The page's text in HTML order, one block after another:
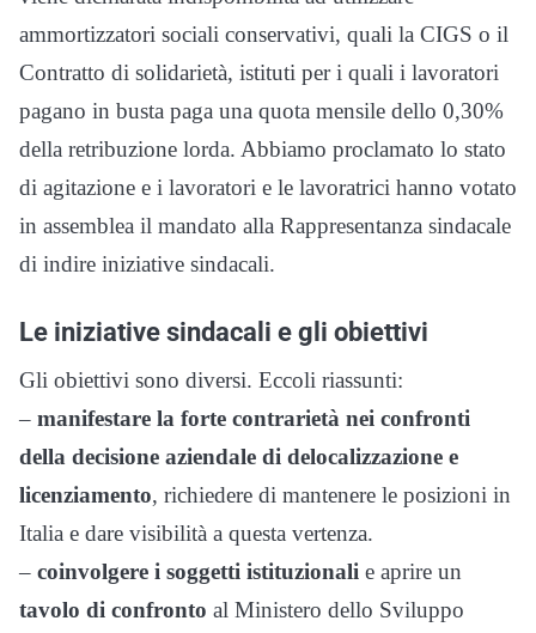
ammortizzatori sociali conservativi, quali la CIGS o il
Contratto di solidarietà, istituti per i quali i lavoratori
pagano in busta paga una quota mensile dello 0,30%
della retribuzione lorda. Abbiamo proclamato lo stato
di agitazione e i lavoratori e le lavoratrici hanno votato
in assemblea il mandato alla Rappresentanza sindacale
di indire iniziative sindacali.
Le iniziative sindacali e gli obiettivi
Gli obiettivi sono diversi. Eccoli riassunti:
– manifestare la forte contrarietà nei confronti
della decisione aziendale di delocalizzazione e
licenziamento, richiedere di mantenere le posizioni in
Italia e dare visibilità a questa vertenza.
– coinvolgere i soggetti istituzionali e aprire un
tavolo di confronto al Ministero dello Sviluppo